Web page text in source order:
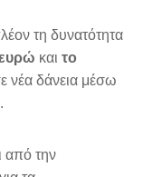
τη δυνατότητα
και το
νέα δάνεια μέσω
από την